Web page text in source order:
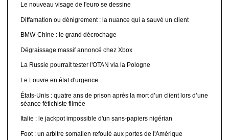
Le nouveau visage de l'euro se dessine
Diffamation ou dénigrement : la nuance qui a sauvé un client
BMW-Chine : le grand décrochage
Dégraissage massif annoncé chez Xbox
La Russie pourrait tester l'OTAN via la Pologne
Le Louvre en état d'urgence
États-Unis : quatre ans de prison après la mort d’un client lors d’une
séance fétichiste filmée
Italie : le jackpot impossible d'un sans-papiers nigérian
Foot : un arbitre somalien refoulé aux portes de l'Amérique